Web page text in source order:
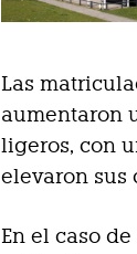
Las
aumentaron
ligeros, con
elevaron sus
En el caso de